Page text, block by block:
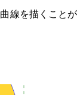
線を描くことが